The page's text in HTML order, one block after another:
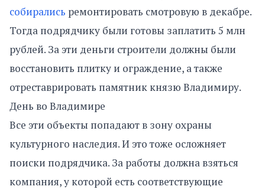
собирались ремонтировать смотровую в декабре.
Тогда подрядчику были готовы заплатить 5 млн
рублей. За эти деньги строители должны были
восстановить плитку и ограждение, а также
отреставрировать памятник князю Владимиру.
День во Владимире
Все эти объекты попадают в зону охраны
культурного наследия. И это тоже осложняет
поиски подрядчика. За работы должна взяться
компания, у которой есть соответствующие